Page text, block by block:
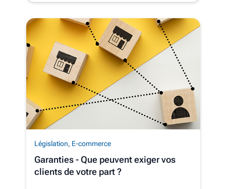
Législation, E-commerce
Garanties - Que peuvent exiger vos
clients de votre part ?